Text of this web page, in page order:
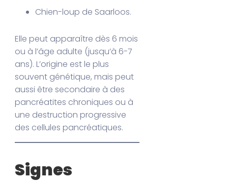
Chien-loup de Saarloos.
Elle peut apparaître dès 6 mois
ou à l’âge adulte (jusqu’à 6-7
ans). L’origine est le plus
souvent génétique, mais peut
aussi être secondaire à des
pancréatites chroniques ou à
une destruction progressive
des cellules pancréatiques.
Signes